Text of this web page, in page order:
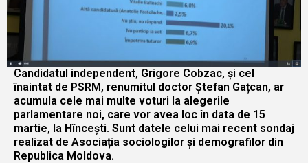
Candidatul independent, Grigore Cobzac, și cel
înaintat de PSRM, renumitul doctor Ștefan Gațcan, ar
acumula cele mai multe voturi la alegerile
parlamentare noi, care vor avea loc în data de 15
martie, la Hîncești. Sunt datele celui mai recent sondaj
realizat de Asociația sociologilor și demografilor din
Republica Moldova.